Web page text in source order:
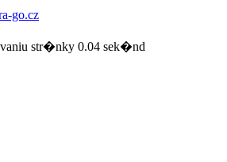
go.cz
str�nky 0.04 sek�nd